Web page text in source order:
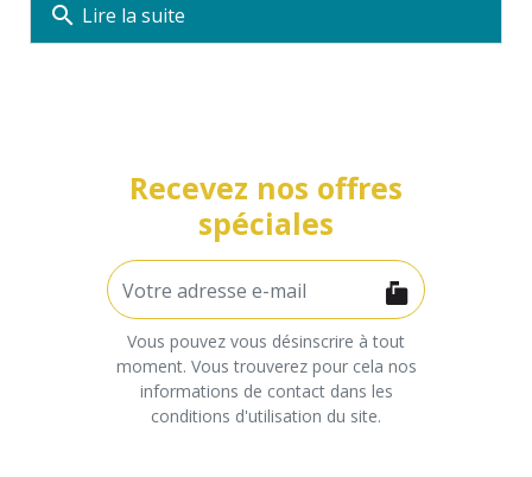
search Lire la suite
Recevez nos offres
spéciales
Vous pouvez vous désinscrire à tout
moment. Vous trouverez pour cela nos
informations de contact dans les
conditions d'utilisation du site.